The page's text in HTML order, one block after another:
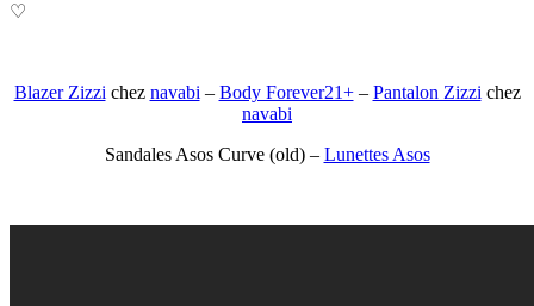
♡
Blazer Zizzi chez navabi – Body Forever21+– Pantalon Zizzi chez
navabi
Sandales Asos Curve (old) – Lunettes Asos